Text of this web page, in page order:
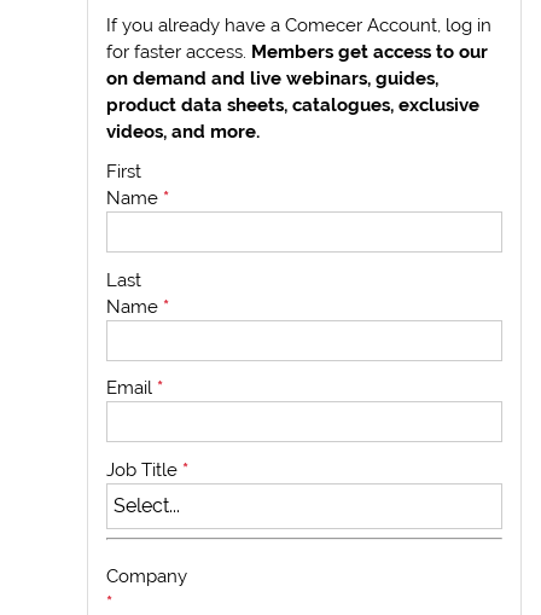
If you already have a Comecer Account, log in
for faster access. Members get access to our
on demand and live webinars, guides,
product data sheets, catalogues, exclusive
videos, and more.
First
Name *
Last
Name *
Email *
Job Title *
Company
*